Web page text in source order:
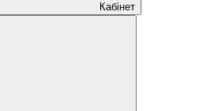
Кабінет